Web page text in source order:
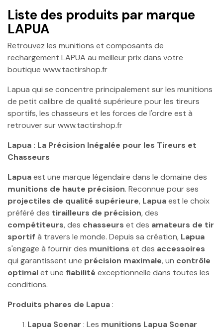
Liste des produits par marque
LAPUA
Retrouvez les munitions et composants de
rechargement LAPUA au meilleur prix dans votre
boutique www.tactirshop.fr
Lapua qui se concentre principalement sur les munitions
de petit calibre de qualité supérieure pour les tireurs
sportifs, les chasseurs et les forces de l'ordre est à
retrouver sur www.tactirshop.fr
Lapua : La Précision Inégalée pour les Tireurs et
Chasseurs
Lapuaest une marque légendaire dans le domaine des
munitions de haute précision. Reconnue pour ses
projectiles de qualité supérieure, Lapuaest le choix
préféré des tirailleurs de précision, des
compétiteurs, des chasseurs et des amateurs de tir
sportif à travers le monde. Depuis sa création, Lapua
s'engage à fournir des munitions et des accessoires
qui garantissent une précision maximale, un contrôle
optimalet une fiabilité exceptionnelle dans toutes les
conditions.
Produits phares de Lapua:
Lapua Scenar : Les munitions Lapua Scenar